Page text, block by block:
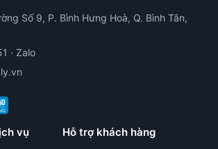
Số 9, P. Bình Hưng Hoà, Q. Bình Tân,
· Zalo
vụ Hỗ trợ khách hàng